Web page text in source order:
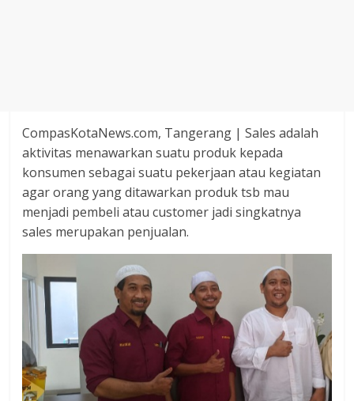
standar
jurnalisme
dalam
setiap
liputan
peristiwa
tulis
secara
cerdas,
tajam
dan
berimbang.
CompasKotaNews.com, Tangerang | Sales adalah
aktivitas menawarkan suatu produk kepada
konsumen sebagai suatu pekerjaan atau kegiatan
agar orang yang ditawarkan produk tsb mau
menjadi pembeli atau customer jadi singkatnya
sales merupakan penjualan.